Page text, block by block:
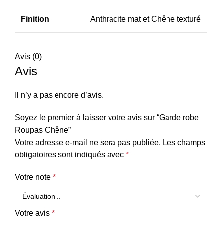
Finition Anthracite mat et Chêne texturé
Avis (0)
Avis
Il n’y a pas encore d’avis.
Soyez le premier à laisser votre avis sur “Garde robe
Roupas Chêne”
Votre adresse e-mail ne sera pas publiée. Les champs
obligatoires sont indiqués avec *
Votre note *
Votre avis *